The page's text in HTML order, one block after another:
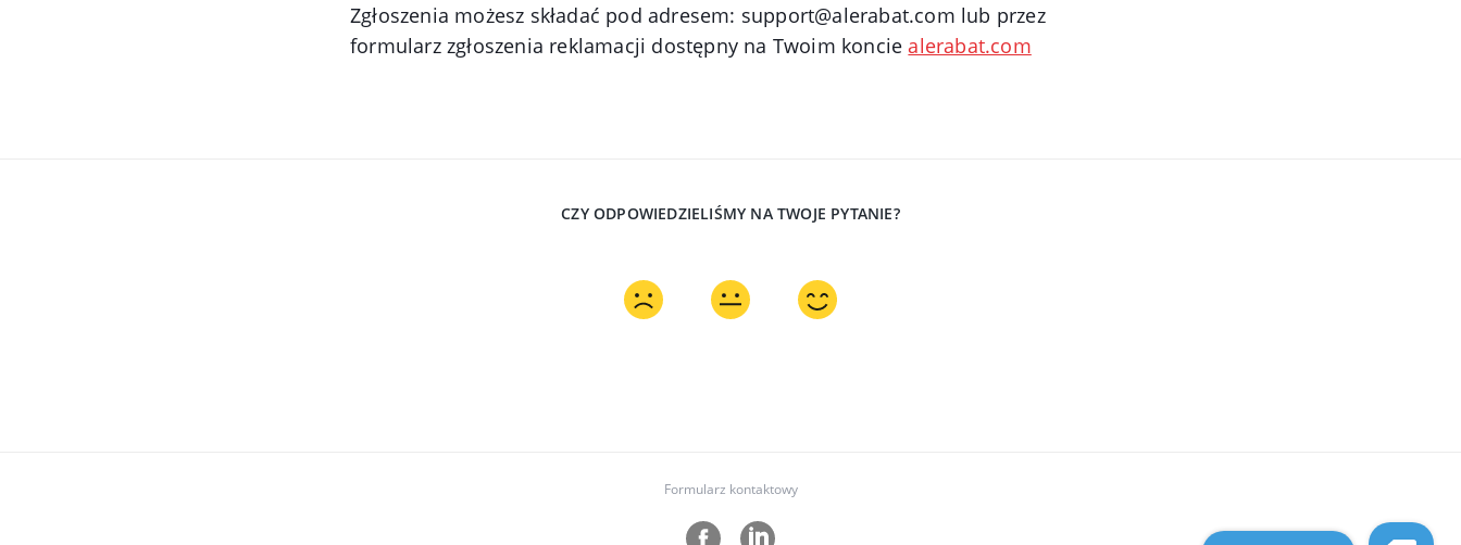
Zgłoszenia możesz składać pod adresem: support@alerabat.com lub przez
formularz zgłoszenia reklamacji dostępny na Twoim koncie alerabat.com
CZY ODPOWIEDZIELIŚMY NA TWOJE PYTANIE?
Formularz kontaktowy